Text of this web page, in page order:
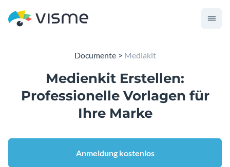
Documente Mediakit
Medienkit Erstellen:
Professionelle Vorlagen für
Ihre Marke
Anmeldung kostenlos